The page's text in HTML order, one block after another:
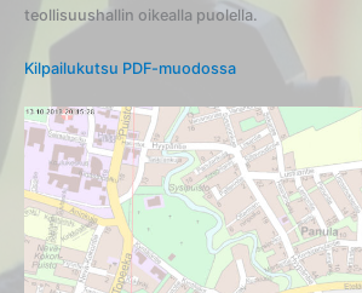
teollisuushallin oikealla puolella.
Kilpailukutsu PDF-muodossa